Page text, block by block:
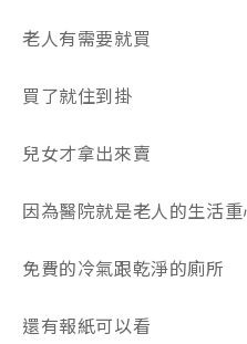
老人有需要就買
買了就住到掛
兒女才拿出來賣
因為醫院就是老人的生活重
免費的冷氣跟乾淨的廁所
還有報紙可以看